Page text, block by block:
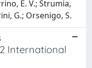
E. V.; Strumia,
G.; Orsenigo, S.
International